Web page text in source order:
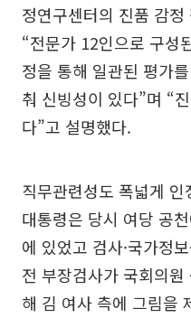
정연구센터의 진품 감
“전문가 12인으로 구성
정을 통해 일관된 평가
춰 신빙성이 있다”며 “
다”고 설명했다.
직무관련성도 폭넓게
대통령은 당시 여당 공
에 있었고 검사·국가정
전 부장검사가 국회의
해 김 여사 측에 그림을